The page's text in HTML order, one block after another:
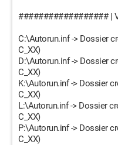
################## |
C:\Autorun.inf -> Dossier
C_XX)
D:\Autorun.inf -> Dossier
C_XX)
K:\Autorun.inf -> Dossier
C_XX)
L:\Autorun.inf -> Dossier
C_XX)
P:\Autorun.inf -> Dossier
C_XX)